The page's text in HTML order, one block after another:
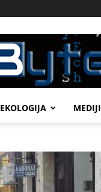
EKOLOGIJA MEDIJI